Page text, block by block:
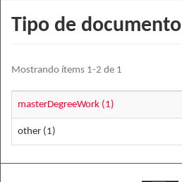
Tipo de documento
Mostrando ítems 1-2 de 1
masterDegreeWork (1)
other (1)